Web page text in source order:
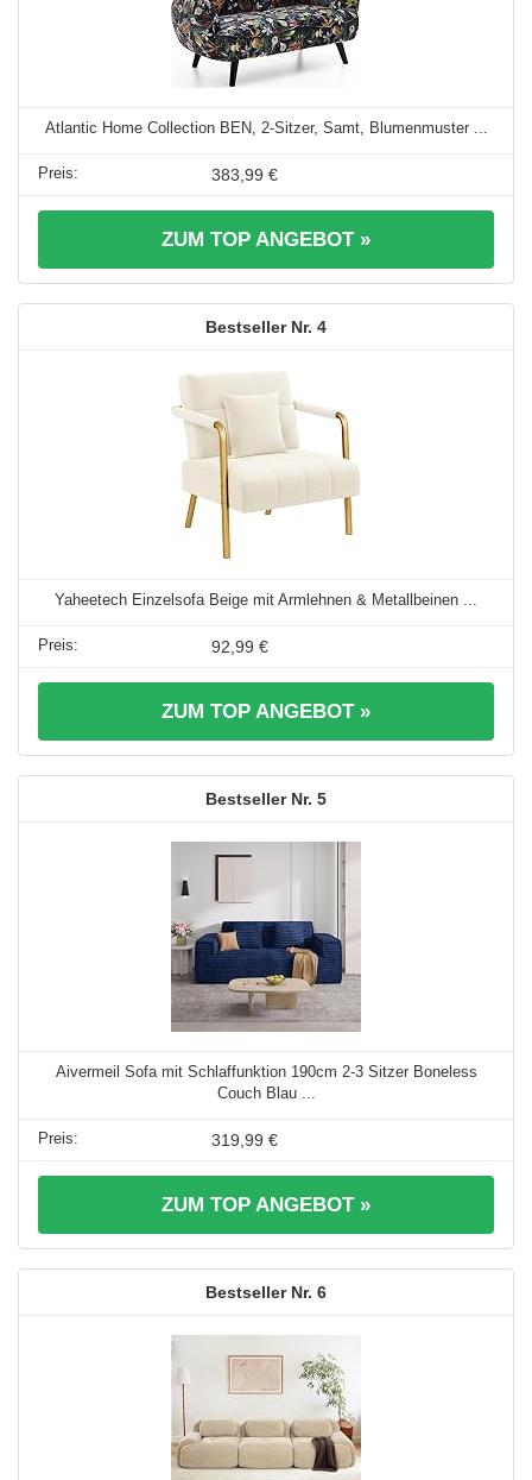
Atlantic Home Collection BEN, 2-Sitzer, Samt, Blumenmuster ...
383,99 €
ZUM TOP ANGEBOT »
4
Yaheetech Einzelsofa Beige mit Armlehnen & Metallbeinen ...
92,99 €
ZUM TOP ANGEBOT »
5
Aivermeil Sofa mit Schlaffunktion 190cm 2-3 Sitzer Boneless
Couch Blau ...
319,99 €
ZUM TOP ANGEBOT »
6